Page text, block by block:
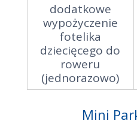
dodatkowe
wypożyczenie
fotelika
dziecięcego do
roweru
(jednorazowo)
Mini